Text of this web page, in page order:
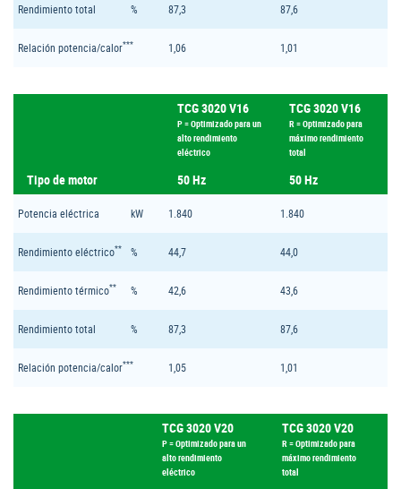
Rendimiento total % 87,3 87,6
Relación potencia/calor*** 1,06 1,01
TCG 3020 V16
P = Optimizado para un
alto rendimiento
eléctrico
TCG 3020 V16
R = Optimizado para
máximo rendimiento
total
Tipo de motor 50 Hz 50 Hz
Potencia eléctrica kW 1.840 1.840
Rendimiento eléctrico** % 44,7 44,0
Rendimiento térmico** % 42,6 43,6
Rendimiento total % 87,3 87,6
Relación potencia/calor*** 1,05 1,01
TCG 3020 V20
P = Optimizado para un
alto rendimiento
eléctrico
TCG 3020 V20
R = Optimizado para
máximo rendimiento
total